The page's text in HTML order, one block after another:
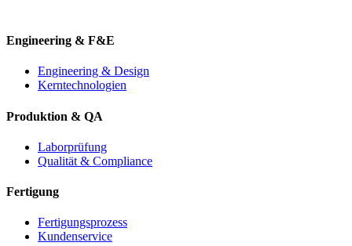
Engineering & F&E
Engineering & Design
Kerntechnologien
Produktion & QA
Laborprüfung
Qualität & Compliance
Fertigung
Fertigungsprozess
Kundenservice